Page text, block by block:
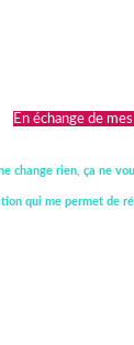
En échange de
change rien, ça ne
qui me permet de